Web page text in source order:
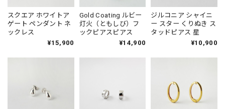
スクエア ホワイトア
ゲート ペンダント ネ
ックレス
¥15,900
Gold Coating ルビー
灯火（ともしび）フ
ックピアスピアス
¥14,900
ジルコニア シャイニ
ー スター くりぬき ス
タッドピアス 星
¥10,900